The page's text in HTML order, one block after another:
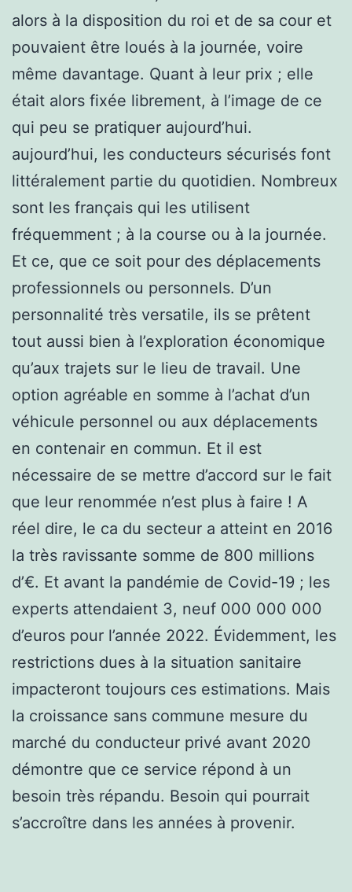
alors à la disposition du roi et de sa cour et
pouvaient être loués à la journée, voire
même davantage. Quant à leur prix ; elle
était alors fixée librement, à l’image de ce
qui peu se pratiquer aujourd’hui.
aujourd’hui, les conducteurs sécurisés font
littéralement partie du quotidien. Nombreux
sont les français qui les utilisent
fréquemment ; à la course ou à la journée.
Et ce, que ce soit pour des déplacements
professionnels ou personnels. D’un
personnalité très versatile, ils se prêtent
tout aussi bien à l’exploration économique
qu’aux trajets sur le lieu de travail. Une
option agréable en somme à l’achat d’un
véhicule personnel ou aux déplacements
en contenair en commun. Et il est
nécessaire de se mettre d’accord sur le fait
que leur renommée n’est plus à faire ! A
réel dire, le ca du secteur a atteint en 2016
la très ravissante somme de 800 millions
d’€. Et avant la pandémie de Covid-19 ; les
experts attendaient 3, neuf 000 000 000
d’euros pour l’année 2022. Évidemment, les
restrictions dues à la situation sanitaire
impacteront toujours ces estimations. Mais
la croissance sans commune mesure du
marché du conducteur privé avant 2020
démontre que ce service répond à un
besoin très répandu. Besoin qui pourrait
s’accroître dans les années à provenir.